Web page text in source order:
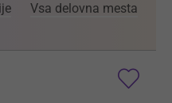
Vsa delovna mesta